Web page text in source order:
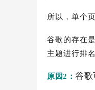
所以，单个
谷歌的存在
主题进行排
原因2：谷